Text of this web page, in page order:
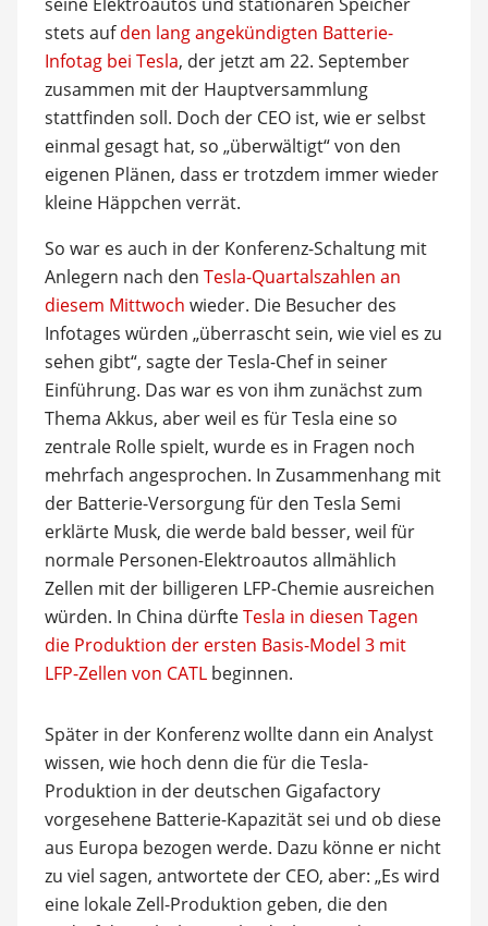
stets aufden lang angekündigten Batterie-
Infotag bei Tesla, der jetzt am 22. September
zusammen mit der Hauptversammlung
stattfinden soll. Doch der CEO ist, wie er selbst
einmal gesagt hat, so „überwältigt“ von den
eigenen Plänen, dass er trotzdem immer wieder
kleine Häppchen verrät.
So war es auch in der Konferenz-Schaltung mit
Anlegern nach den Tesla-Quartalszahlen an
diesem Mittwoch wieder. Die Besucher des
Infotages würden „überrascht sein, wie viel es zu
sehen gibt“, sagte der Tesla-Chef in seiner
Einführung. Das war es von ihm zunächst zum
Thema Akkus, aber weil es für Tesla eine so
zentrale Rolle spielt, wurde es in Fragen noch
mehrfach angesprochen. In Zusammenhang mit
der Batterie-Versorgung für den Tesla Semi
erklärte Musk, die werde bald besser, weil für
normale Personen-Elektroautos allmählich
Zellen mit der billigeren LFP-Chemie ausreichen
würden. In China dürfteTesla in diesen Tagen
die Produktion der ersten Basis-Model 3 mit
LFP-Zellen von CATLbeginnen.
Später in der Konferenz wollte dann ein Analyst
wissen, wie hoch denn die für die Tesla-
Produktion in der deutschen Gigafactory
vorgesehene Batterie-Kapazität sei und ob diese
aus Europa bezogen werde. Dazu könne er nicht
zu viel sagen, antwortete der CEO, aber: „Es wird
eine lokale Zell-Produktion geben, die den